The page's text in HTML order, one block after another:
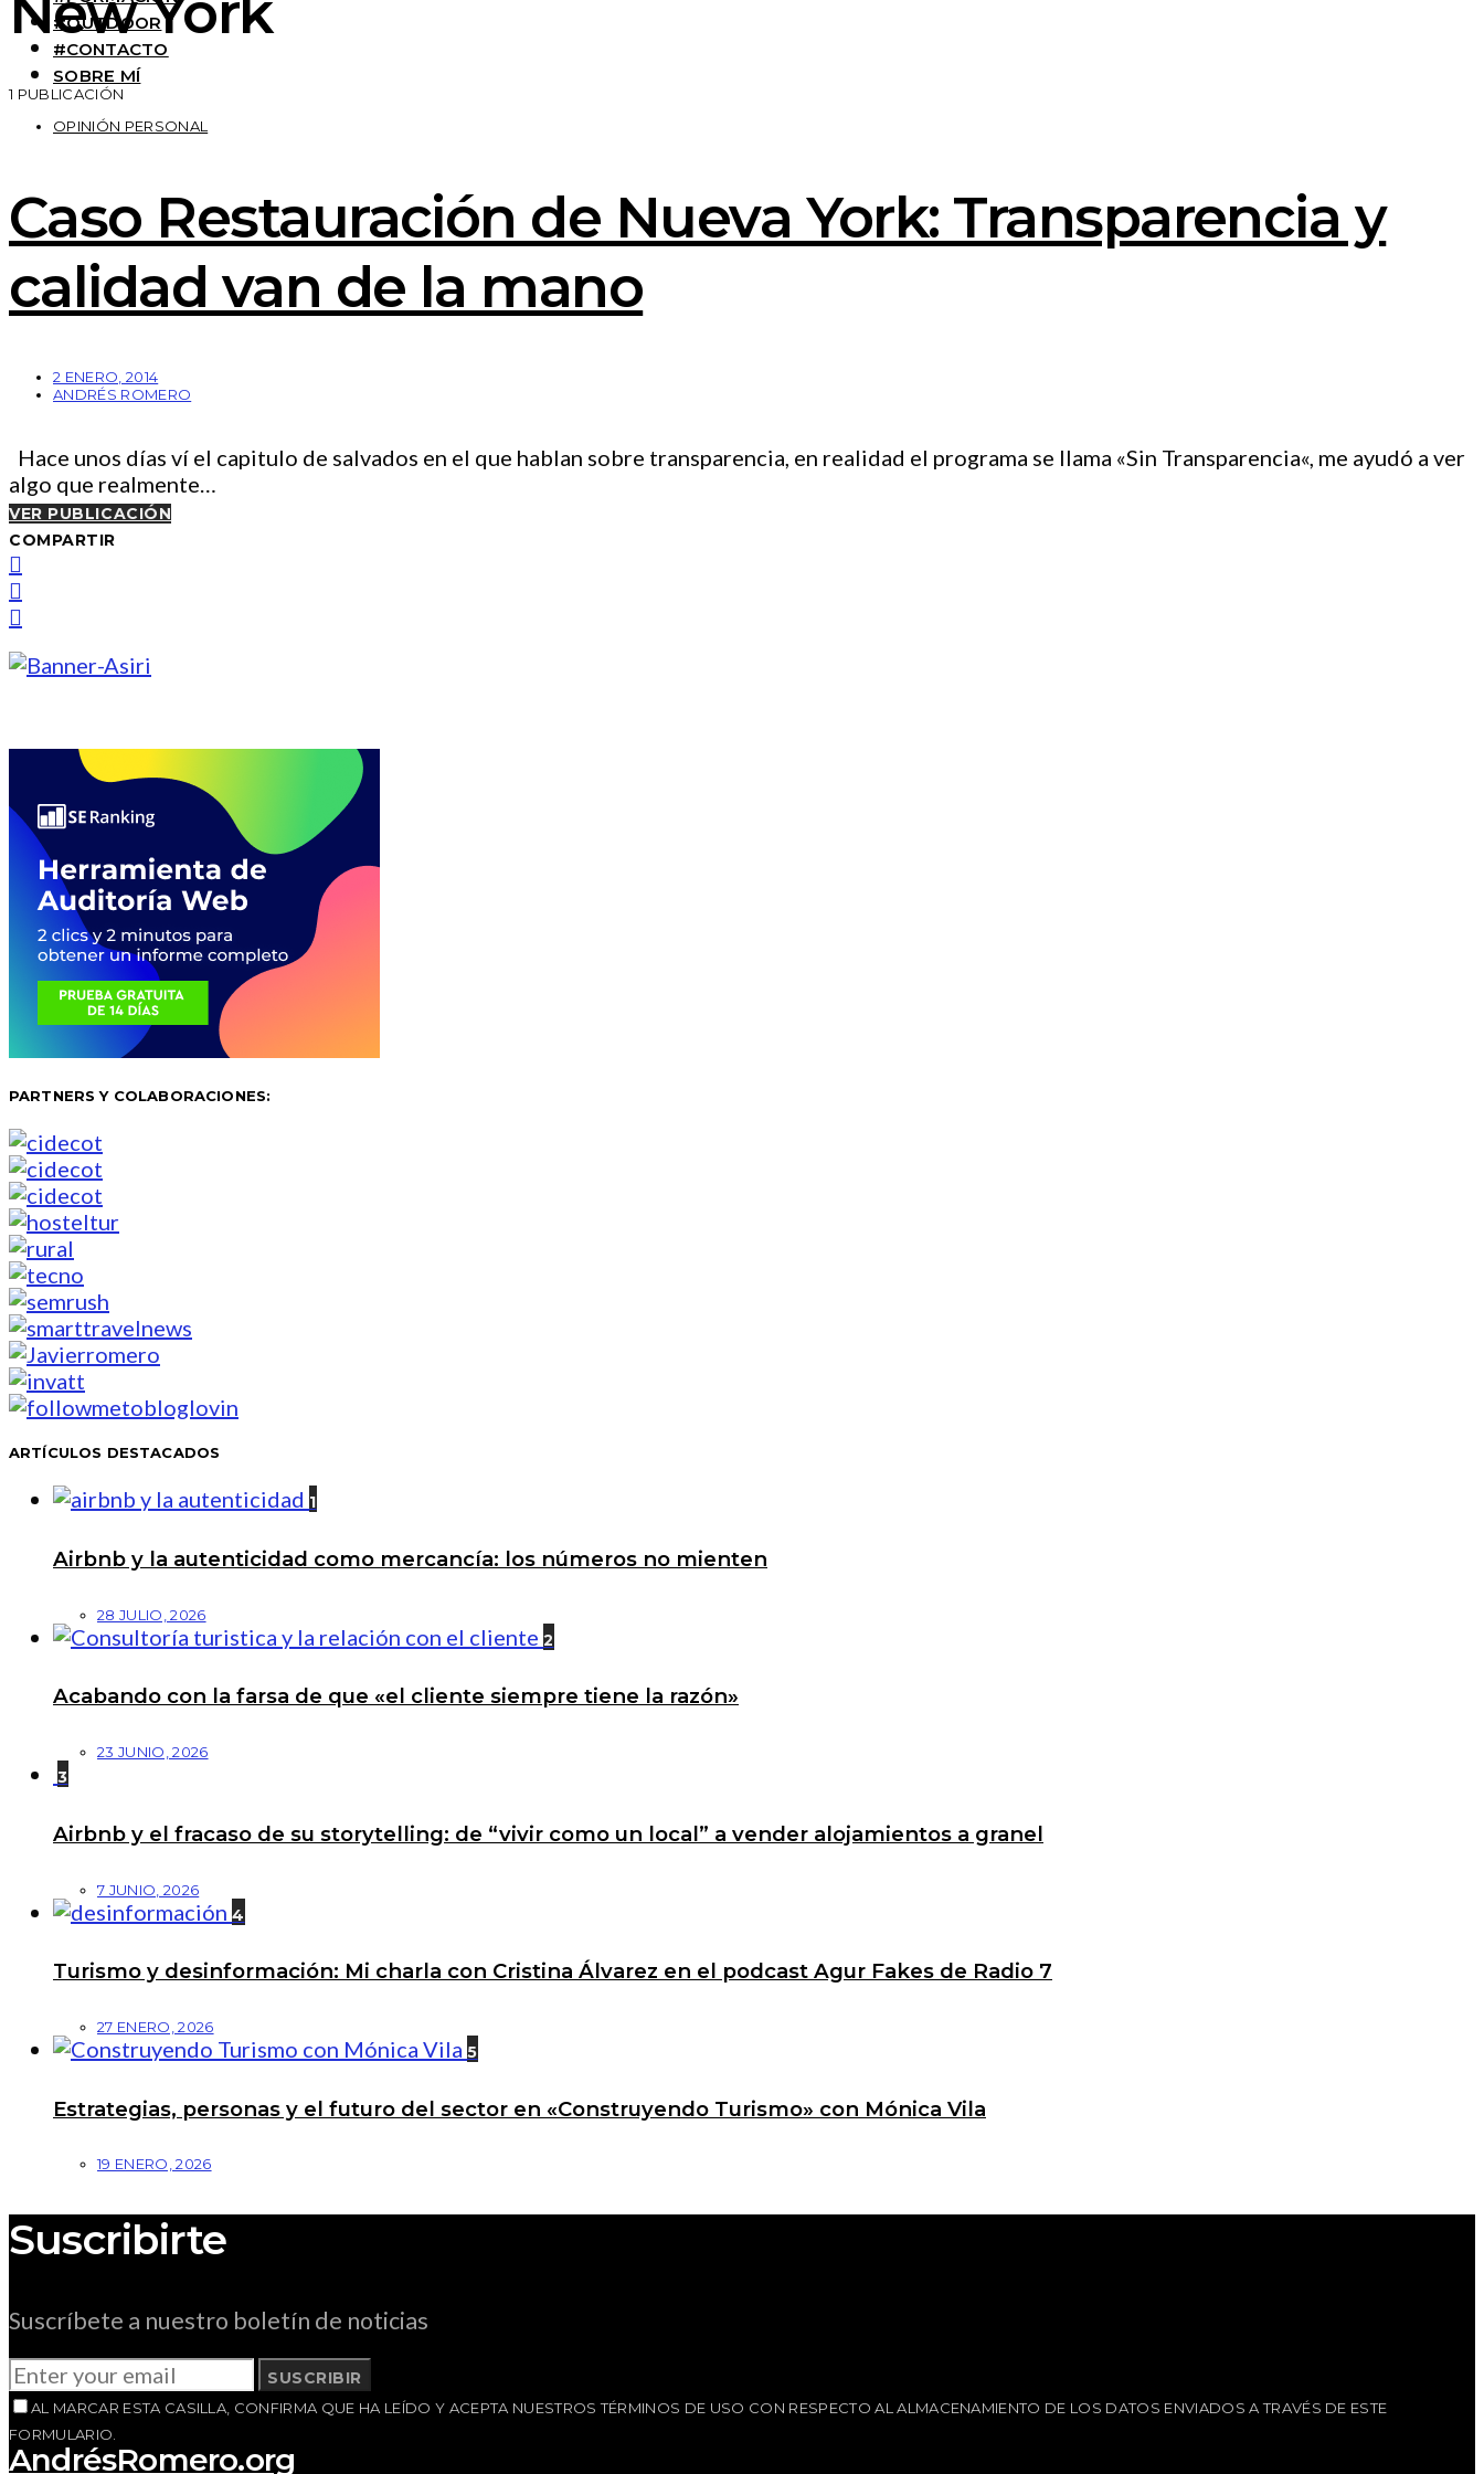
#OUTDOOR
#CONTACTO
SOBRE MÍ
1 PUBLICACIÓN
OPINIÓN PERSONAL
Caso Restauración de Nueva York: Transparencia y
calidad van de la mano
2 ENERO, 2014
ANDRÉS ROMERO
Hace unos días ví el capitulo de salvados en el que hablan sobre transparencia, en realidad el programa se llama «Sin Transparencia«, me ayudó a ver
algo que realmente…
VER PUBLICACIÓN
COMPARTIR
PARTNERS Y COLABORACIONES:
ARTÍCULOS DESTACADOS
1
Airbnb y la autenticidad como mercancía: los números no mienten
28 JULIO, 2026
2
Acabando con la farsa de que «el cliente siempre tiene la razón»
23 JUNIO, 2026
3
Airbnb y el fracaso de su storytelling: de “vivir como un local” a vender alojamientos a granel
7 JUNIO, 2026
4
Turismo y desinformación: Mi charla con Cristina Álvarez en el podcast Agur Fakes de Radio 7
27 ENERO, 2026
5
Estrategias, personas y el futuro del sector en «Construyendo Turismo» con Mónica Vila
19 ENERO, 2026
Suscribirte
Suscríbete a nuestro boletín de noticias
SUSCRIBIR
AL MARCAR ESTA CASILLA, CONFIRMA QUE HA LEÍDO Y ACEPTA NUESTROS TÉRMINOS DE USO CON RESPECTO AL ALMACENAMIENTO DE LOS DATOS ENVIADOS A TRAVÉS DE ESTE
FORMULARIO.
AndrésRomero.org